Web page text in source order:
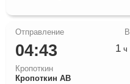
04:43
Кропоткин
Кропоткин АВ
1 ч